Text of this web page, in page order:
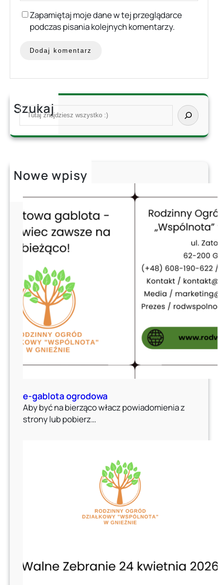
Zapamiętaj moje dane w tej przeglądarce
podczas pisania kolejnych komentarzy.
Szukaj
S
a
h
Nowe wpisy
e-gablota ogrodowa
Aby być na bierząco włacz powiadomienia z
strony lub pobierz…